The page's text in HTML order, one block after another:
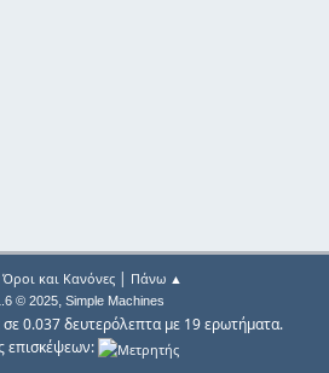
Όροι και Κανόνες| Πάνω ▲
© 2025, Simple Machines
0.037 δευτερόλεπτα με 19 ερωτήματα.
επισκέψεων: